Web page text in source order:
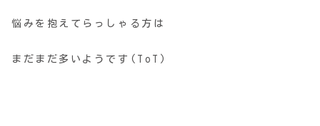
悩みを抱えてらっしゃる方は
まだまだ多いようです(ToT)